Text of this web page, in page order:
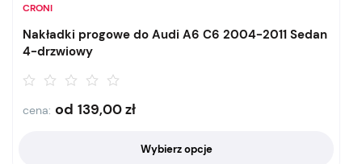
CRONI
Nakładki progowe do Audi A6 C6 2004-2011 Sedan
4-drzwiowy
cena: od 139,00zł
Wybierz opcje